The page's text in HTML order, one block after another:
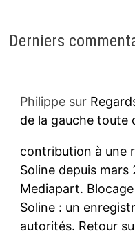
Derniers
Philippesur
de la gauche toute
contribution à une
Soline depuis mars
Mediapart.
Soline : un
autorités. Retour